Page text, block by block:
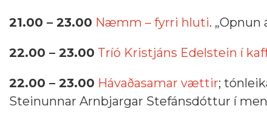
21.00 – 23.00 Næmm – fyrri hluti.
22.00 – 23.00 Tríó Kristjáns Edelstein í
22.00 – 23.00 Hávaðasamar vættir;
Steinunnar Arnbjargar Stefánsdóttur í